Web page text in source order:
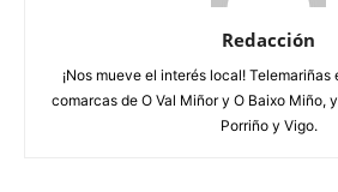
Redacción
¡Nos mueve el interés local!
comarcas de O Val Miñor y O Baixo Miño,
Porriño y Vigo.